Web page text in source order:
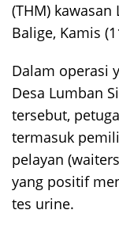
(THM)
Balige, Kamis
Dalam operasi
Desa Lumban
tersebut,
termasuk
pelayan
yang positif
tes urine.